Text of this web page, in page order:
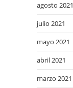
agosto 2021
julio 2021
mayo 2021
abril 2021
marzo 2021